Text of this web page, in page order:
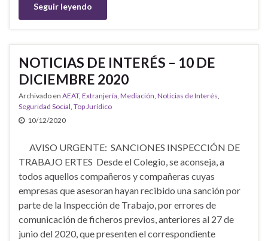
Seguir leyendo
NOTICIAS DE INTERÉS – 10 DE
DICIEMBRE 2020
Archivado en AEAT, Extranjería Mediación Noticias de Interés
Seguridad Social Top Jurídico
10/12/2020
AVISO URGENTE: SANCIONES INSPECCIÓN DE
TRABAJO ERTES Desde el Colegio, se aconseja, a
todos aquellos compañeros y compañeras cuyas
empresas que asesoran hayan recibido una sanción por
parte de la Inspección de Trabajo, por errores de
comunicación de ficheros previos, anteriores al 27 de
junio del 2020, que presenten el correspondiente